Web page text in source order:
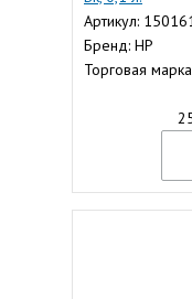
Артикул:
Бренд: HP
Торговая